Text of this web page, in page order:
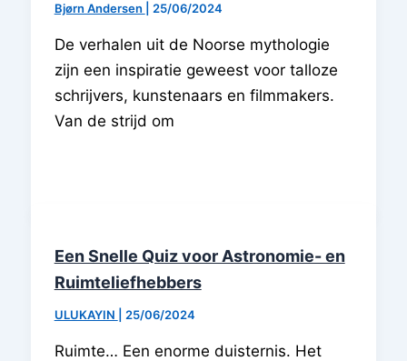
Bjørn Andersen 25/06/2024
De verhalen uit de Noorse mythologie
zijn een inspiratie geweest voor talloze
schrijvers, kunstenaars en filmmakers.
Van de strijd om
Een Snelle Quiz voor Astronomie- en
Ruimteliefhebbers
ULUKAYIN 25/06/2024
Ruimte… Een enorme duisternis. Het